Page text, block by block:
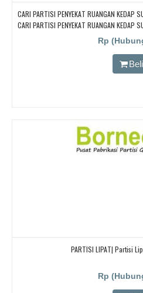
CARI PARTISI PENYEKAT RUANGAN KEDAP
CARI PARTISI PENYEKAT RUANGAN KEDAP
CARI PARTISI PENYEKAT RUANGAN KEDAP
CARI PARTISI PENYEKAT RUANGAN KEDAP
CARI PARTISI PENYEKAT RUANGAN KEDAP
Rp
Beli
PARTISI LIPAT| Partisi
Rp